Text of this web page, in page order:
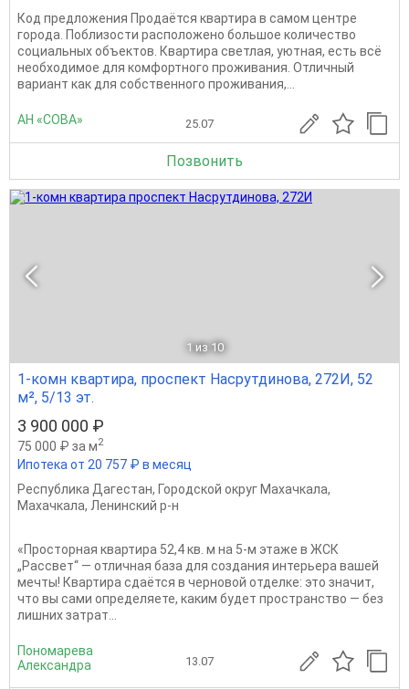
Код предложения Продаётся квартира в самом центре
города. Поблизости расположено большое количество
социальных объектов. Квартира светлая, уютная, есть всё
необходимое для комфортного проживания. Отличный
вариант как для собственного проживания,...
АН «СОВА» 25.07
Позвонить
1 из 10
1-комн квартира, проспект Насрутдинова, 272И, 52
м², 5/13 эт.
3 900 000 ₽
75 000 ₽ за м2
Ипотека от 20 757 ₽ в месяц
Республика Дагестан, Городской округ Махачкала,
Махачкала, Ленинский р-н
«Просторная квартира 52,4 кв. м на 5‑м этаже в ЖСК
„Рассвет“ — отличная база для создания интерьера вашей
мечты! Квартира сдаётся в черновой отделке: это значит,
что вы сами определяете, каким будет пространство — без
лишних затрат...
Пономарева
Александра
13.07